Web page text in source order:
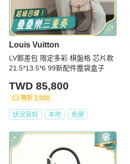
Louis Vuitton
LV郵差包 限定多彩 棋盤格 芯片款
21.5*13.5*6 99新配件塵袋盒子
TWD 85,800
現折 2,000
狀況良好 本地 免運